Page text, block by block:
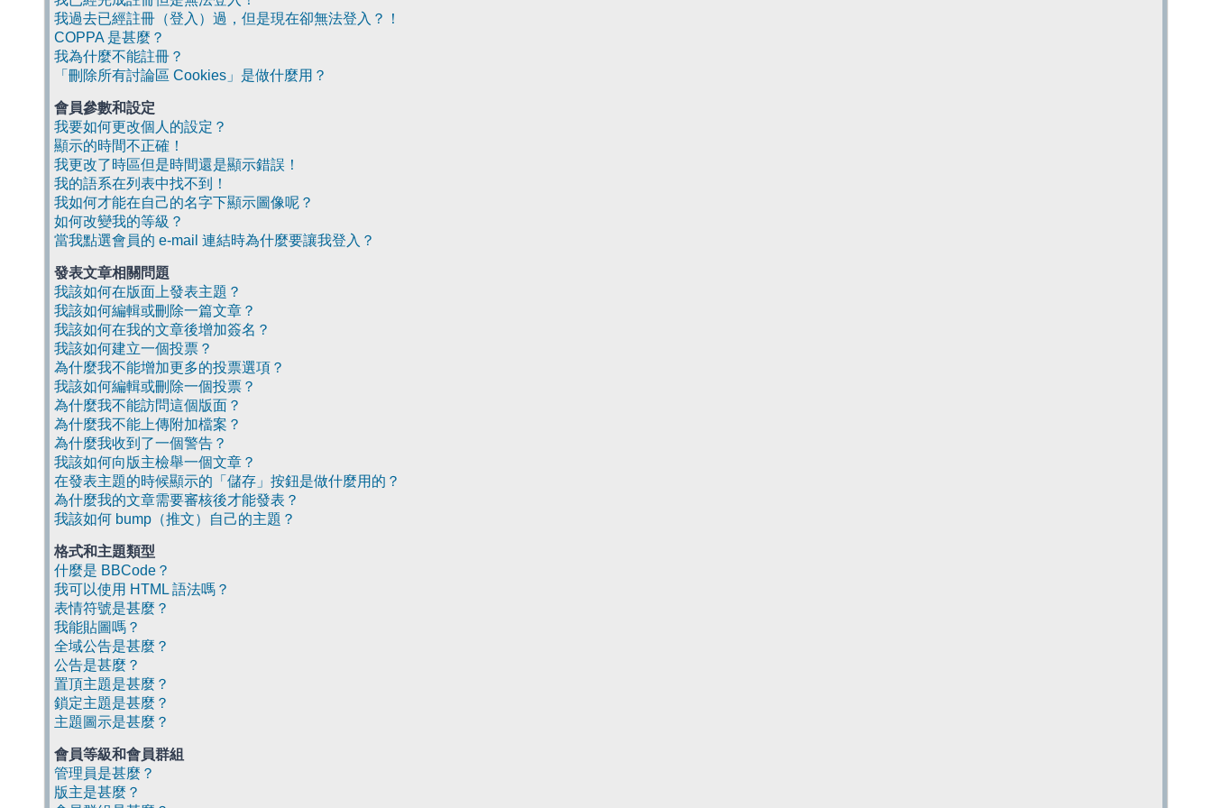
我過去已經註冊（登入）過，但是現在卻無法登入？！
COPPA 是甚麼？
我為什麼不能註冊？
「刪除所有討論區 Cookies」是做什麼用？
會員參數和設定
我要如何更改個人的設定？
顯示的時間不正確！
我更改了時區但是時間還是顯示錯誤！
我的語系在列表中找不到！
我如何才能在自己的名字下顯示圖像呢？
如何改變我的等級？
當我點選會員的 e-mail 連結時為什麼要讓我登入？
發表文章相關問題
我該如何在版面上發表主題？
我該如何編輯或刪除一篇文章？
我該如何在我的文章後增加簽名？
我該如何建立一個投票？
為什麼我不能增加更多的投票選項？
我該如何編輯或刪除一個投票？
為什麼我不能訪問這個版面？
為什麼我不能上傳附加檔案？
為什麼我收到了一個警告？
我該如何向版主檢舉一個文章？
在發表主題的時候顯示的「儲存」按鈕是做什麼用的？
為什麼我的文章需要審核後才能發表？
我該如何 bump（推文）自己的主題？
格式和主題類型
什麼是 BBCode？
我可以使用 HTML 語法嗎？
表情符號是甚麼？
我能貼圖嗎？
全域公告是甚麼？
公告是甚麼？
置頂主題是甚麼？
鎖定主題是甚麼？
主題圖示是甚麼？
會員等級和會員群組
管理員是甚麼？
版主是甚麼？